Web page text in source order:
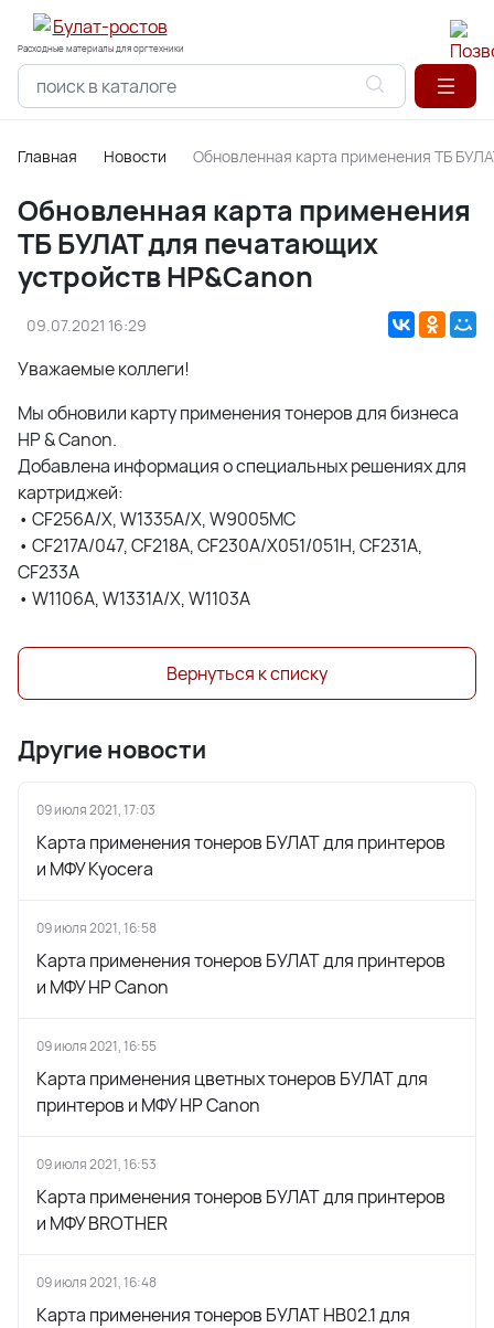
Расходные материалы для оргтехники
Главная Новости Обновленная карта применения ТБ
Обновленная карта применения
ТБ БУЛАТ для печатающих
устройств HP&Canon
09.07.2021 16:29
Уважаемые коллеги!
Мы обновили карту применения тонеров для бизнеса
HP & Canon.
Добавлена информация о специальных решениях для
картриджей:
• CF256A/X, W1335A/X, W9005MC
• CF217A/047, CF218A, CF230A/X051/051H, CF231A,
CF233A
• W1106A, W1331A/X, W1103A
Вернуться к списку
Другие новости
09 июля 2021, 17:03
Карта применения тонеров БУЛАТ для принтеров
и МФУ Kyocera
09 июля 2021, 16:58
Карта применения тонеров БУЛАТ для принтеров
и МФУ HP Canon
09 июля 2021, 16:55
Карта применения цветных тонеров БУЛАТ для
принтеров и МФУ HP Canon
09 июля 2021, 16:53
Карта применения тонеров БУЛАТ для принтеров
и МФУ BROTHER
09 июля 2021, 16:48
Карта применения тонеров БУЛАТ HB02.1 для